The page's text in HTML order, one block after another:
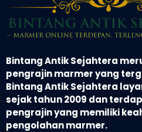
Bintang Antik Sejahtera
pengrajin marmer yang
Bintang Antik Sejahtera
sejak tahun 2009 dan
pengrajin yang memiliki
pengolahan marmer.